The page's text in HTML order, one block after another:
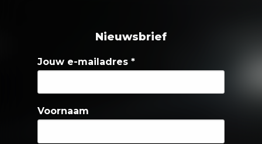
Nieuwsbrief
Jouw e-mailadres *
Voornaam